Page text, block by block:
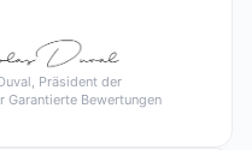
Präsident der
Garantierte Bewertungen